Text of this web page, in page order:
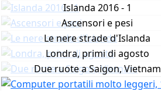
Islanda 2016 - 1
Ascensori e pesi
Le nere strade d'Islanda
Londra, primi di agosto
Due ruote a Saigon, Vietnam